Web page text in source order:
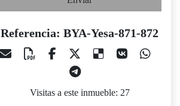
Referencia: BYA-Yesa-871-872
Visitas a este inmueble: 27